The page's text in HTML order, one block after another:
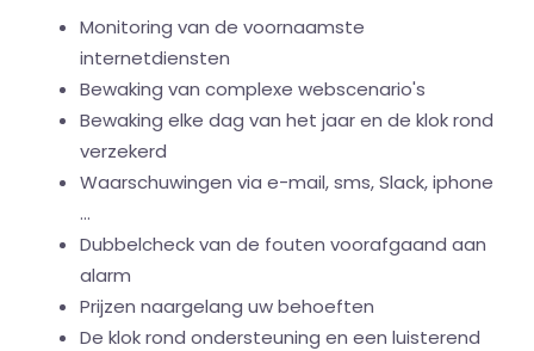
Monitoring van de voornaamste
internetdiensten
Bewaking van complexe webscenario's
Bewaking elke dag van het jaar en de klok rond
verzekerd
Waarschuwingen via e-mail, sms, Slack, iphone
...
Dubbelcheck van de fouten voorafgaand aan
alarm
Prijzen naargelang uw behoeften
De klok rond ondersteuning en een luisterend